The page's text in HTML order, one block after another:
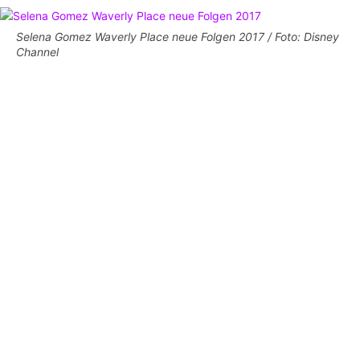
Selena Gomez Waverly Place neue Folgen 2017 / Foto: Disney
Channel